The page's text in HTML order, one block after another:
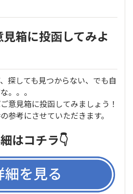
箱に投函してみよ
探しても見つからない、でも自
。。。
意見箱に投函してみましょう！
参考にさせていただきます。
はコチラ👇